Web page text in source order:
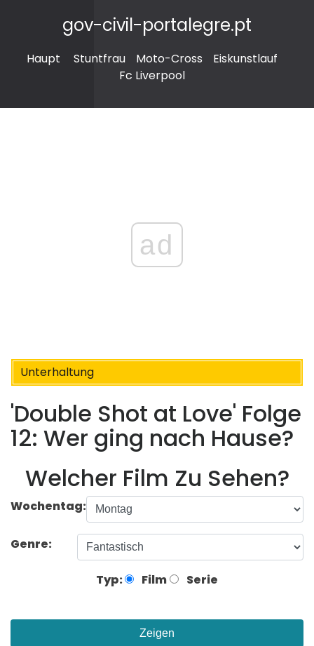
gov-civil-portalegre.pt
Haupt Stuntfrau Moto-Cross
Eiskunstlauf
Fc Liverpool
ad
Unterhaltung
'Double Shot at Love' Folge
12: Wer ging nach Hause?
Welcher Film Zu Sehen?
Wochentag:
Genre:
Typ: Film Serie
Zeigen